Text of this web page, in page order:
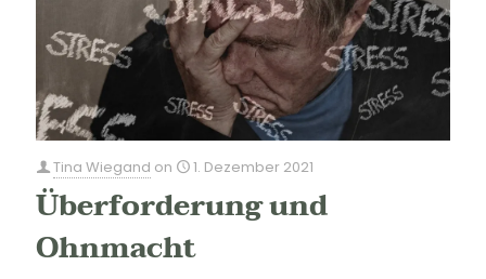
Tina Wiegand on 1. Dezember 2021
Überforderung und
Ohnmacht